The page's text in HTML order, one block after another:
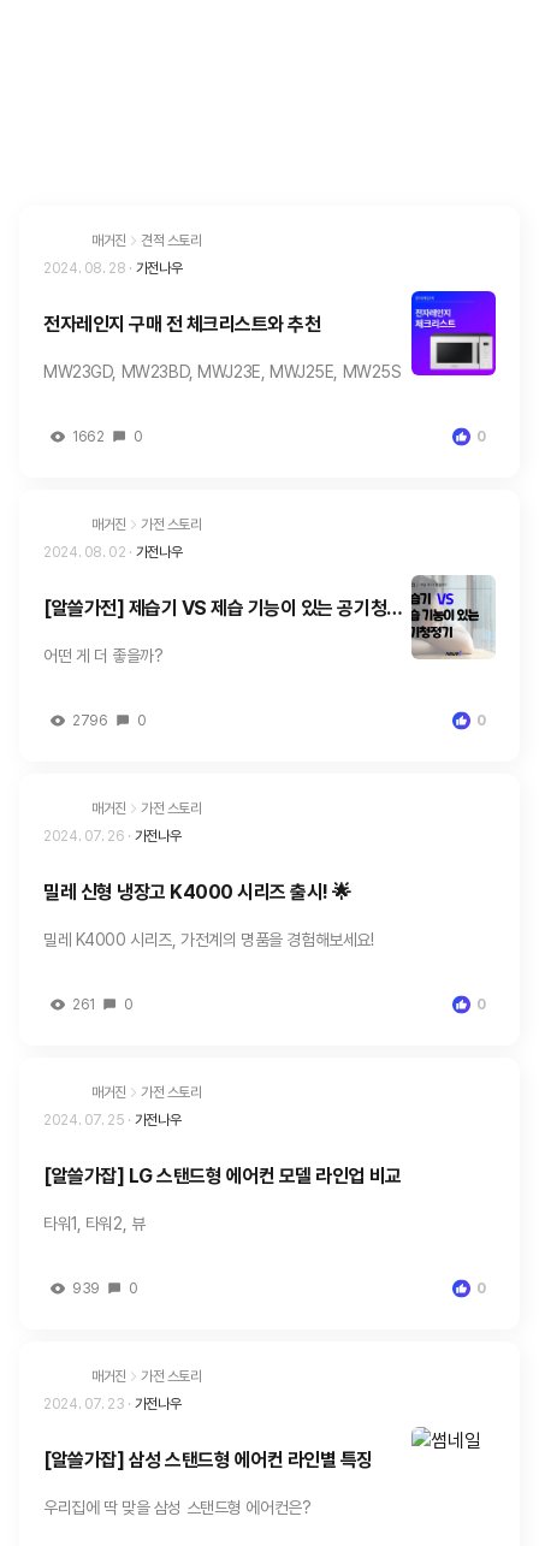
매거진
견적 스토리
2024. 08. 28 · 가전나우
전자레인지 구매 전 체크리스트와 추천
MW23GD, MW23BD, MWJ23E, MWJ25E, MW25S
1662 0 0
매거진
가전 스토리
2024. 08. 02 · 가전나우
[알쓸가전] 제습기 VS 제습 기능이 있는 공기청정
어떤 게 더 좋을까?
2796 0 0
매거진
가전 스토리
2024. 07. 26 · 가전나우
밀레 신형 냉장고 K4000 시리즈 출시! 🌟
밀레 K4000 시리즈, 가전계의 명품을 경험해보세요!
261 0 0
매거진
가전 스토리
2024. 07. 25 · 가전나우
[알쓸가잡] LG 스탠드형 에어컨 모델 라인업 비교
타워1, 타워2, 뷰
939 0 0
매거진
가전 스토리
2024. 07. 23 · 가전나우
[알쓸가잡] 삼성 스탠드형 에어컨 라인별 특징
우리집에 딱 맞을 삼성 스탠드형 에어컨은?